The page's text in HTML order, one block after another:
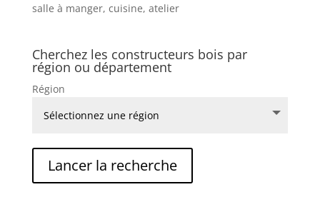
salle à manger, cuisine, atelier
Cherchez les constructeurs bois par
région ou département
Région